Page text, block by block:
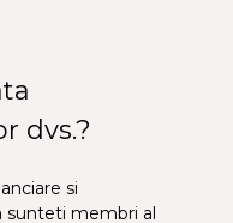
dvs.?
si
sunteti membri al